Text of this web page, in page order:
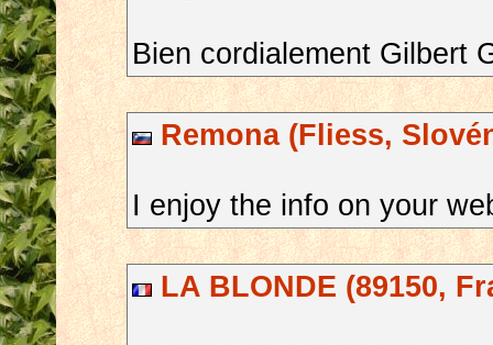
Bien cordialement Gilbert
Remona (Fliess,
I enjoy the info on your
LA BLONDE (89150,